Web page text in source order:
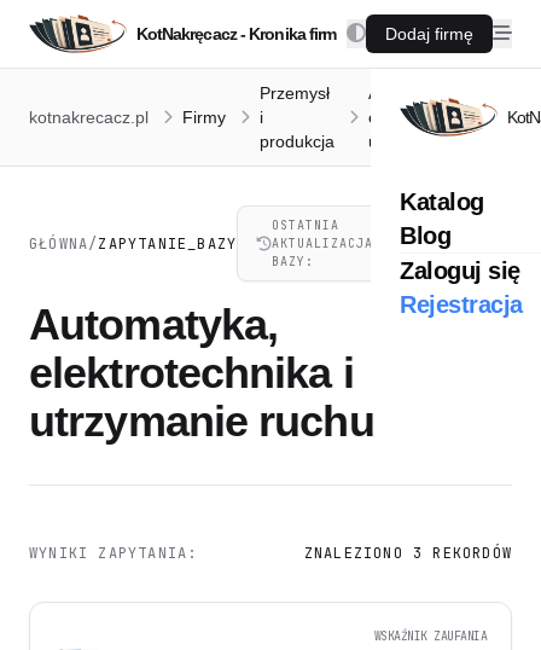
KotNakręcacz - Kronika firm Dodaj firmę
Katalog
Blog
Zaloguj się
Rejestracja
kotnakrecacz.pl Firmy
Przemysł
i
produkcja
Automatyka,
elektrotechnika i
utrzymanie ruchu
GŁÓWNA/ZAPYTANIE_BAZY
OSTATNIA
AKTUALIZACJA
BAZY:
07.08.2026,
21:41
Automatyka,
elektrotechnika i
utrzymanie ruchu
WYNIKI ZAPYTANIA: ZNALEZIONO 3 REKORDÓW
WSKAŹNIK ZAUFANIA